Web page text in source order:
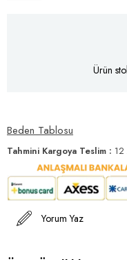
Ürün
Beden Tablosu
Tahmini Kargoya Teslim :
Yorum Yaz